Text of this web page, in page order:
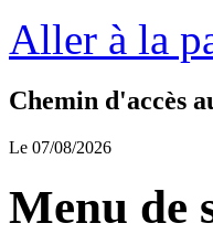
Aller à la
Chemin d'accès
Le 07/08/2026
Menu de